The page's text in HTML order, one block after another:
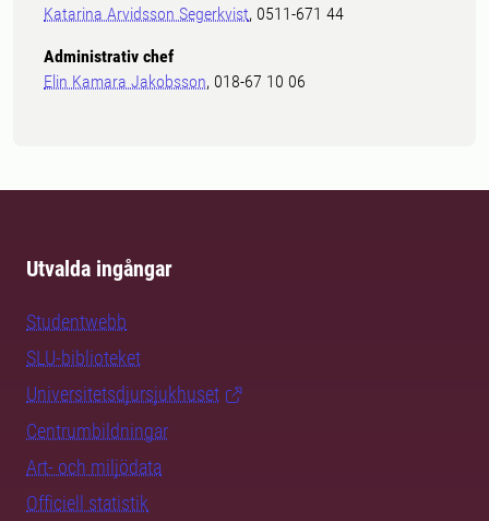
Katarina Arvidsson Segerkvist, 0511-671 44
Administrativ chef
Elin Kamara Jakobsson, 018-67 10 06
Utvalda ingångar
Studentwebb
SLU-biblioteket
Universitetsdjursjukhuset
Centrumbildningar
Art- och miljödata
Officiell statistik